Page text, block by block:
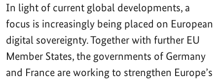
In light of current global developments, a
focus is increasingly being placed on European
digital sovereignty. Together with further EU
Member States, the governments of Germany
and France are working to strengthen Europe’s